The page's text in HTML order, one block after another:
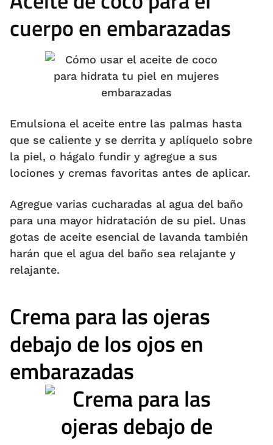
cuerpo en embarazadas
Emulsiona el aceite entre las palmas hasta
que se caliente y se derrita y aplíquelo sobre
la piel, o hágalo fundir y agregue a sus
lociones y cremas favoritas antes de aplicar.
Agregue varias cucharadas al agua del baño
para una mayor hidratación de su piel. Unas
gotas de aceite esencial de lavanda también
harán que el agua del baño sea relajante y
relajante.
Crema para las ojeras
debajo de los ojos en
embarazadas